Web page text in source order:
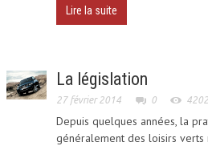
Lire la suite
La législation
27 février 2014 0 4202
Depuis quelques années, la
généralement des loisirs verts